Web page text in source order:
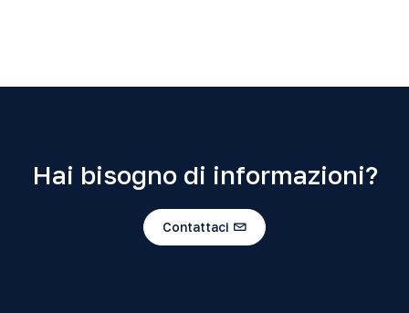
Hai bisogno di informazioni?
Contattaci